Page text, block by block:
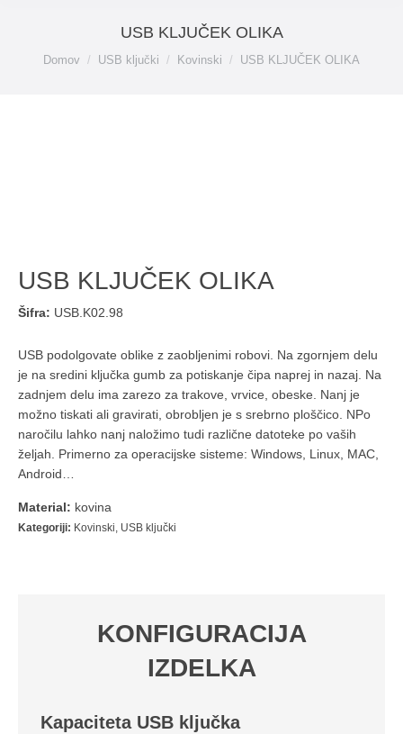
USB KLJUČEK OLIKA
You are here:
Domov USB ključki Kovinski USB KLJUČEK OLIKA
USB KLJUČEK OLIKA
Šifra: USB.K02.98
USB podolgovate oblike z zaobljenimi robovi. Na zgornjem delu
je na sredini ključka gumb za potiskanje čipa naprej in nazaj. Na
zadnjem delu ima zarezo za trakove, vrvice, obeske. Nanj je
možno tiskati ali gravirati, obrobljen je s srebrno ploščico. NPo
naročilu lahko nanj naložimo tudi različne datoteke po vaših
željah. Primerno za operacijske sisteme: Windows, Linux, MAC,
Android…
Material: kovina
Kategoriji: Kovinski, USB ključki
KONFIGURACIJA
IZDELKA
Kapaciteta USB ključka